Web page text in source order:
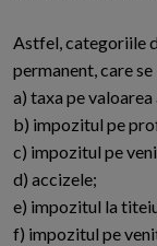
Astfel, categoriile
permanent, care
a) taxa pe
b) impozitul pe
c) impozitul pe
d) accizele;
e) impozitul la
f) impozitul pe